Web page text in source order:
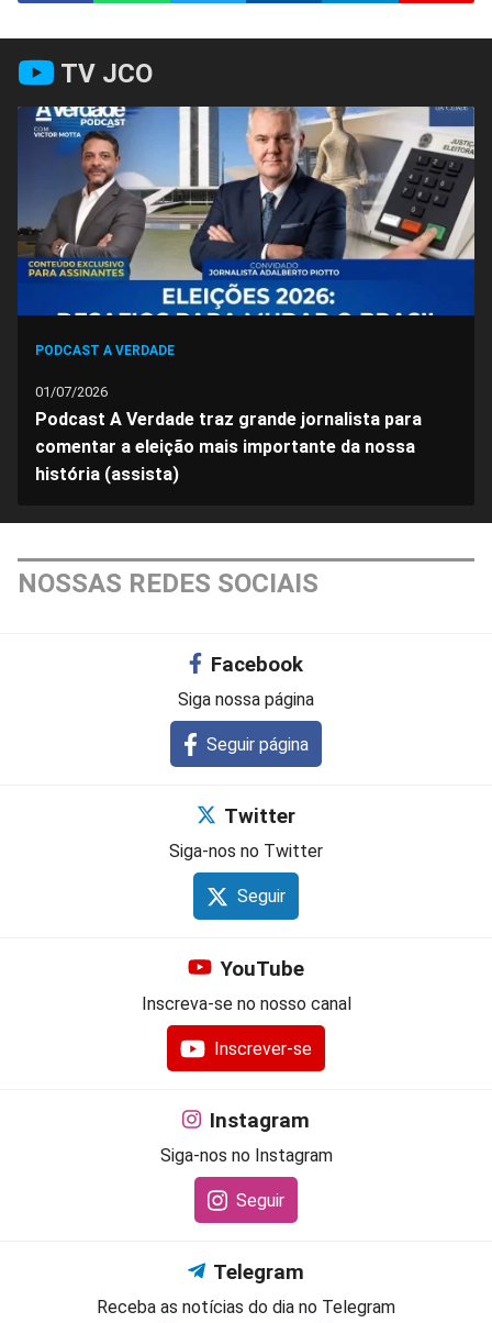
Compartilhar
no
Facebook
no
Whatsapp
no
Twitter
no
Messenger
no
Telegram
no
Gettr
TV JCO
PODCAST A VERDADE
01/07/2026
Podcast A Verdade traz grande jornalista para
comentar a eleição mais importante da nossa
história (assista)
NOSSAS REDES SOCIAIS
Facebook
Siga nossa página
Seguir página
Twitter
Siga-nos no Twitter
Seguir
YouTube
Inscreva-se no nosso canal
Inscrever-se
Instagram
Siga-nos no Instagram
Seguir
Telegram
Receba as notícias do dia no Telegram